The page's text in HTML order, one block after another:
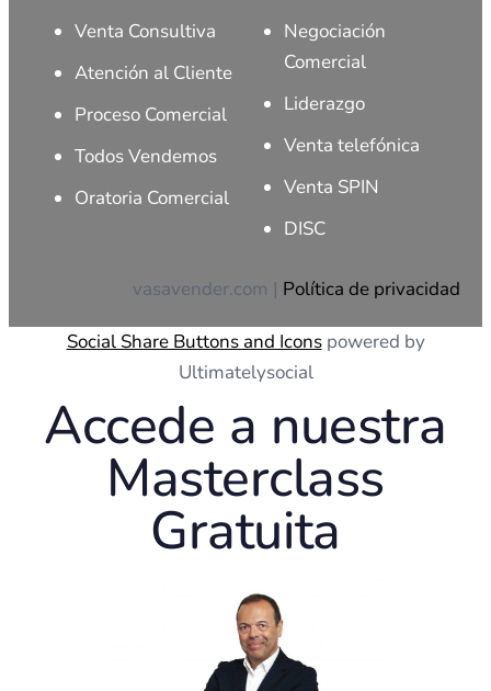
Venta Consultiva
Atención al Cliente
Proceso Comercial
Todos Vendemos
Oratoria Comercial
Negociación
Comercial
Liderazgo
Venta telefónica
Venta SPIN
DISC
vasavender.com | Política de privacidad
Social Share Buttons and Iconspowered by
Ultimatelysocial
Accede a nuestra
Masterclass
Gratuita